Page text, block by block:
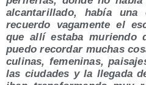
alcan­ta­ri­lla­do, había una
recuer­do vaga­men­te el
que allí esta­ba murien­do
pue­do recor­dar muchas
cu­li­nas, feme­ni­nas,
las ciu­da­des y la lle­ga­da